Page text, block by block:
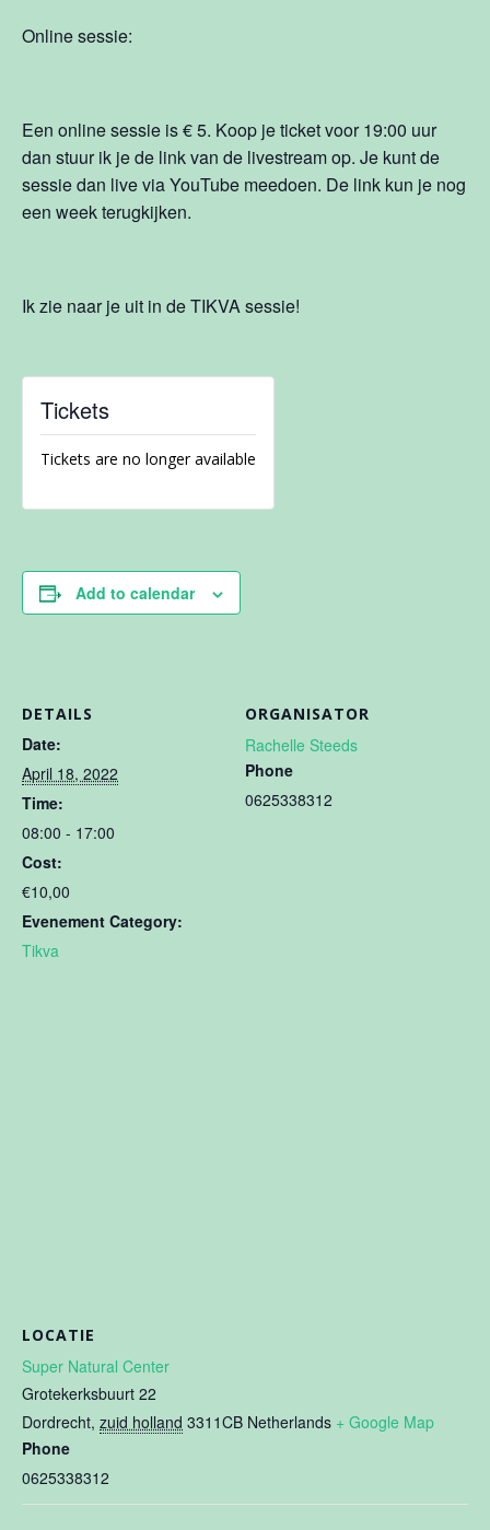
Online sessie:
Een online sessie is € 5. Koop je ticket voor 19:00 uur
dan stuur ik je de link van de livestream op. Je kunt de
sessie dan live via YouTube meedoen. De link kun je nog
een week terugkijken.
Ik zie naar je uit in de TIKVA sessie!
Tickets
Tickets are no longer available
Add to calendar
DETAILS
Date:
April 18, 2022
Time:
08:00 - 17:00
Cost:
€10,00
Evenement Category:
Tikva
ORGANISATOR
Rachelle Steeds
Phone
0625338312
LOCATIE
Super Natural Center
Grotekerksbuurt 22
Dordrecht, zuid holland 3311CB Netherlands + Google Map
Phone
0625338312